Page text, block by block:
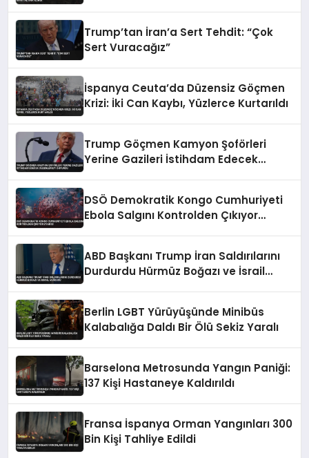
Trump’tan İran’a Sert Tehdit: “Çok
Sert Vuracağız”
İspanya Ceuta’da Düzensiz Göçmen
Krizi: İki Can Kaybı, Yüzlerce Kurtarıldı
Trump Göçmen Kamyon Şoförleri
Yerine Gazileri İstihdam Edecek
DSÖ Demokratik Kongo Cumhuriyeti
Ebola Salgını Kontrolden Çıkıyor
ABD Başkanı Trump İran Saldırılarını
Durdurdu Hürmüz Boğazı ve İsrail
Berlin LGBT Yürüyüşünde Minibüs
Kalabalığa Daldı Bir Ölü Sekiz Yaralı
Barselona Metrosunda Yangın Paniği:
137 Kişi Hastaneye Kaldırıldı
Fransa İspanya Orman Yangınları 300
Bin Kişi Tahliye Edildi